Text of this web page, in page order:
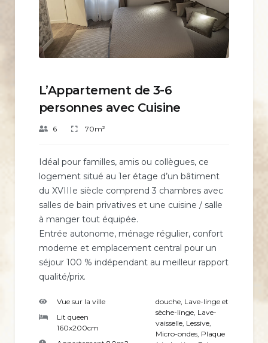
L’Appartement de 3-6
personnes avec Cuisine
6 70m²
Idéal pour familles, amis ou collègues, ce
logement situé au 1er étage d’un bâtiment
du XVIIIe siècle comprend 3 chambres avec
salles de bain privatives et une cuisine / salle
à manger tout équipée.
Entrée autonome, ménage régulier, confort
moderne et emplacement central pour un
séjour 100 % indépendant au meilleur rapport
qualité/prix.
Vue sur la ville
Lit queen
160x200cm
douche Lave-linge et
sèche-linge Lave-
vaisselle Lessive
Micro-ondes Plaque